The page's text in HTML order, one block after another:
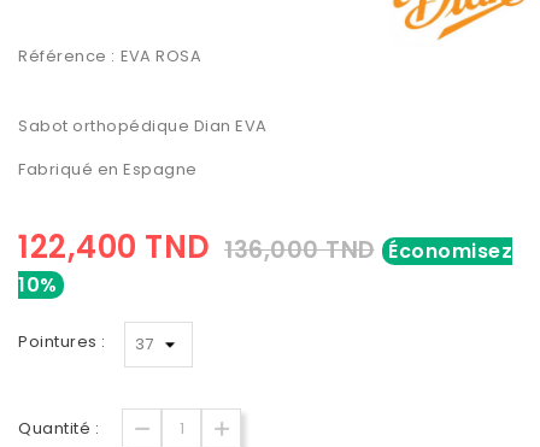
Référence : EVA ROSA
Sabot orthopédique Dian EVA
Fabriqué en Espagne
122,400 TND 136,000 TND Économisez
10%
Pointures :
Quantité :